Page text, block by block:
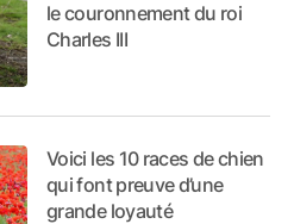
le couronnement du roi
Charles III
Voici les 10 races de chien
qui font preuve d’une
grande loyauté